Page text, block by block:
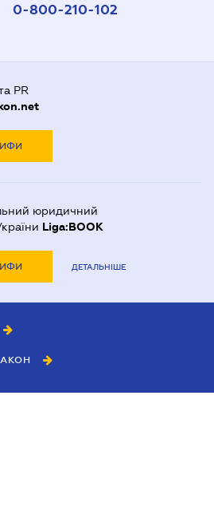
0-800-210-102
PR
юридичний
Liga:BOOK
ДЕТАЛЬНІШЕ